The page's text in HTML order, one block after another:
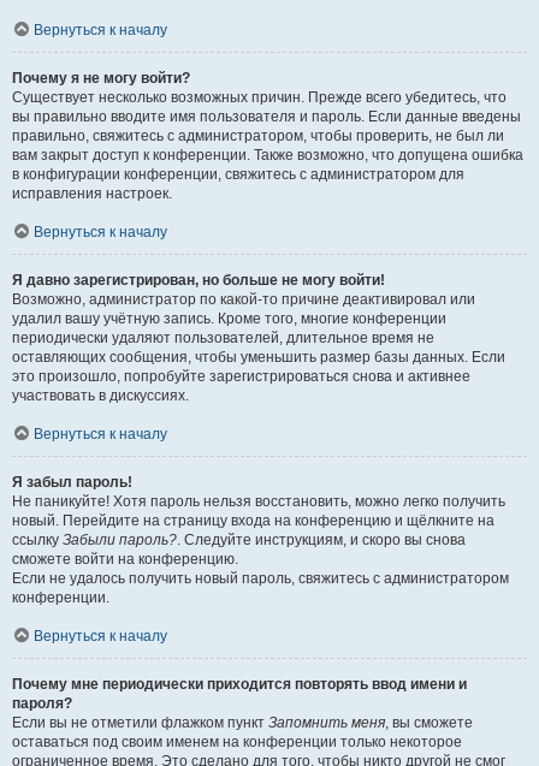
Вернуться к началу
Почему я не могу войти?
Существует несколько возможных причин. Прежде всего убедитесь, что
вы правильно вводите имя пользователя и пароль. Если данные введены
правильно, свяжитесь с администратором, чтобы проверить, не был ли
вам закрыт доступ к конференции. Также возможно, что допущена ошибка
в конфигурации конференции, свяжитесь с администратором для
исправления настроек.
Вернуться к началу
Я давно зарегистрирован, но больше не могу войти!
Возможно, администратор по какой-то причине деактивировал или
удалил вашу учётную запись. Кроме того, многие конференции
периодически удаляют пользователей, длительное время не
оставляющих сообщения, чтобы уменьшить размер базы данных. Если
это произошло, попробуйте зарегистрироваться снова и активнее
участвовать в дискуссиях.
Вернуться к началу
Я забыл пароль!
Не паникуйте! Хотя пароль нельзя восстановить, можно легко получить
новый. Перейдите на страницу входа на конференцию и щёлкните на
ссылку Забыли пароль?. Следуйте инструкциям, и скоро вы снова
сможете войти на конференцию.
Если не удалось получить новый пароль, свяжитесь с администратором
конференции.
Вернуться к началу
Почему мне периодически приходится повторять ввод имени и
пароля?
Если вы не отметили флажком пункт Запомнить меня, вы сможете
оставаться под своим именем на конференции только некоторое
ограниченное время. Это сделано для того, чтобы никто другой не смог